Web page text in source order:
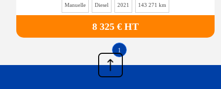
Manuelle Diesel 2021 143 271 km
8 325 € HT
1